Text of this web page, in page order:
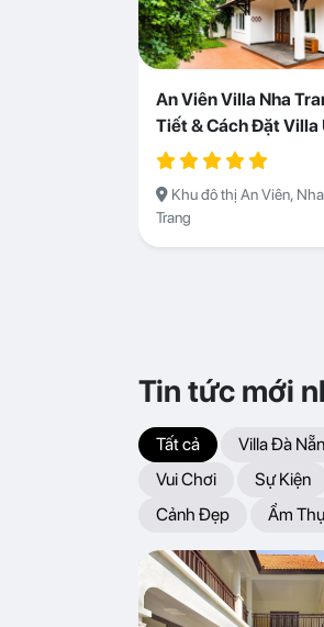
An Viên Villa Nha
Tiết & Cách Đặt Villa
Abogo
Khu đô thị An Viên, Nha
Trang
Tin tức mới
Tất cả Villa Đà
Vui Chơi
Sự Kiện
Cảnh Đẹp
Ẩm